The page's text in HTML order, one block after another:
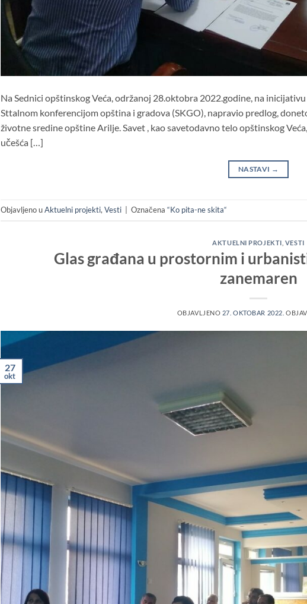
Na Sednici opštinskog Veća, održanoj 28.oktobra 2022.godine, na
Sttalnom konferencijom opština i gradova (SKGO), napravio predlog,
životne sredine opštine Arilje. Savet , kao savetodavno telo opštinskog
učešća […]
NASTAVI →
Objavljeno uAktuelni projekti, Vesti Označena “Ko pita-ne skita“
AKTUELNI PROJEKTI VESTI
Glas građana u prostornim i
zanemaren
OBJAVLJENO 27. OKTOBAR 2022.
27
okt